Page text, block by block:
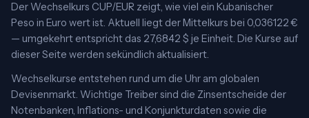
Der Wechselkurs CUP/EUR zeigt, wie viel ein Kubanischer
Peso in Euro wert ist. Aktuell liegt der Mittelkurs bei 0,036122 €
— umgekehrt entspricht das 27,6842 $ je Einheit. Die Kurse auf
dieser Seite werden sekündlich aktualisiert.
Wechselkurse entstehen rund um die Uhr am globalen
Devisenmarkt. Wichtige Treiber sind die Zinsentscheide der
Notenbanken, Inflations- und Konjunkturdaten sowie die